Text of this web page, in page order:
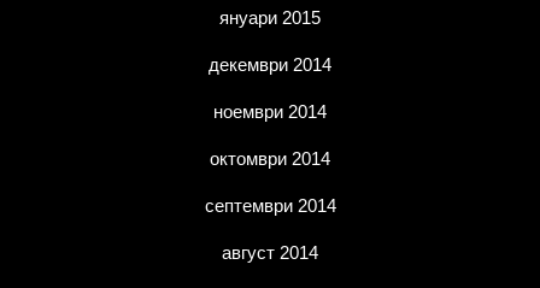
януари 2015
декември 2014
ноември 2014
октомври 2014
септември 2014
август 2014